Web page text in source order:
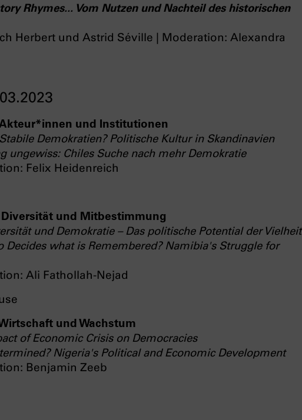
Rhymes... Vom Nutzen und Nachteil des historischen
Herbert und Astrid Séville | Moderation: Alexandra
Akteur*innen und Institutionen
Stabile Demokratien? Politische Kultur in Skandinavien
ungewiss: Chiles Suche nach mehr Demokratie
Felix Heidenreich
Diversität und Mitbestimmung
und Demokratie – Das politische Potential der Vielheit
Decides what is Remembered? Namibia's Struggle for
Ali Fathollah-Nejad
und Wachstum
of Economic Crisis on Democracies
Nigeria's Political and Economic Development
Benjamin Zeeb